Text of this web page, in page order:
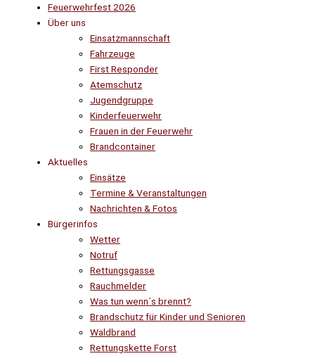
Feuerwehrfest 2026
Über uns
Einsatzmannschaft
Fahrzeuge
First Responder
Atemschutz
Jugendgruppe
Kinderfeuerwehr
Frauen in der Feuerwehr
Brandcontainer
Aktuelles
Einsätze
Termine & Veranstaltungen
Nachrichten & Fotos
Bürgerinfos
Wetter
Notruf
Rettungsgasse
Rauchmelder
Was tun wenn´s brennt?
Brandschutz für Kinder und Senioren
Waldbrand
Rettungskette Forst